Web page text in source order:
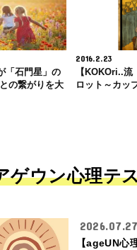
「石門星」の
の繋がりを大
2016.2.23
【KOKOri..
ロット～カッ
ゲウン心理テ
2026.07.27
【ageUN心